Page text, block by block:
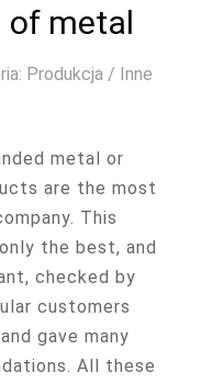
of metal
Produkcja / Inne
metal or
are the most
This
the best, and
checked by
customers
gave many
All these